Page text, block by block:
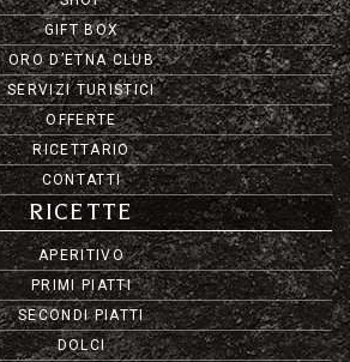
GIFT BOX
ORO D’ETNA CLUB
SERVIZI TURISTICI
OFFERTE
RICETTARIO
CONTATTI
RICETTE
APERITIVO
PRIMI PIATTI
SECONDI PIATTI
DOLCI